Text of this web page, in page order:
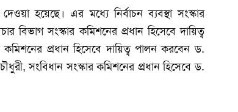
হয়েছে। এর মধ্যে নির্বাচন ব্যবস্থা সংস্কার
সংস্কার কমিশনের প্রধান হিসেবে দায়িত্ব
প্রধান হিসেবে দায়িত্ব পালন করবেন ড.
সংবিধান সংস্কার কমিশনের প্রধান হিসেবে ড.